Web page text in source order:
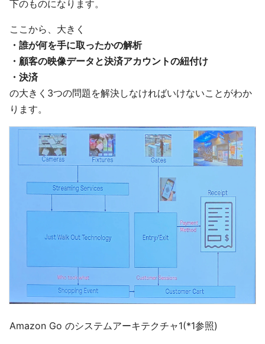
下のものになります。
ここから、大きく
・誰が何を手に取ったかの解析
・顧客の映像データと決済アカウントの紐付け
・決済
の大きく3つの問題を解決しなければいけないことがわか
ります。
Amazon Go のシステムアーキテクチャ1(*1参照)